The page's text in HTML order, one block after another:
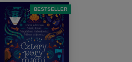
BESTSELLER